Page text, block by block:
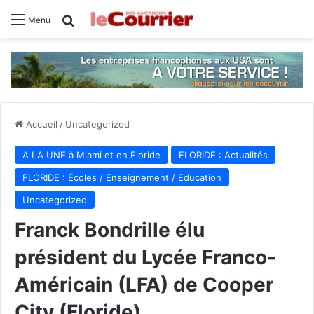
Menu Rechercher
Accueil / Uncategorized
A LA UNE à Miami et en Floride
FLORIDE : Actualités
FLORIDE : Écoles / Enseignement / Education
Uncategorized
Franck Bondrille élu
président du Lycée Franco-
Américain (LFA) de Cooper